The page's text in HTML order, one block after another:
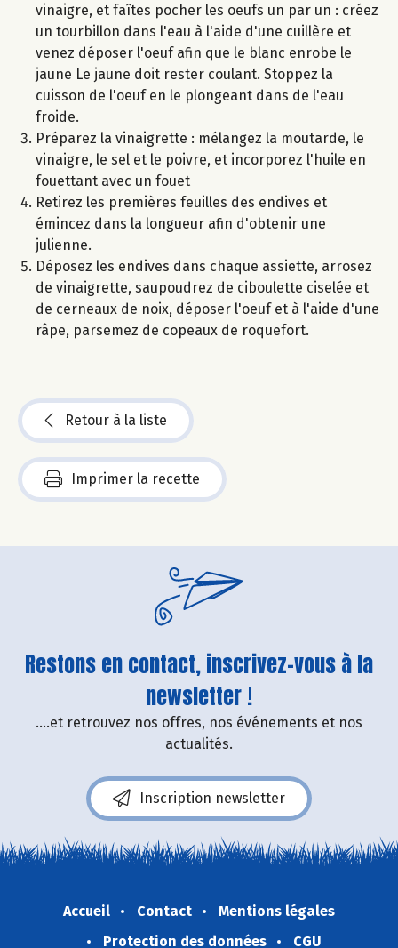
vinaigre, et faîtes pocher les oeufs un par un : créez
un tourbillon dans l'eau à l'aide d'une cuillère et
venez déposer l'oeuf afin que le blanc enrobe le
jaune Le jaune doit rester coulant. Stoppez la
cuisson de l'oeuf en le plongeant dans de l'eau
froide.
Préparez la vinaigrette : mélangez la moutarde, le
vinaigre, le sel et le poivre, et incorporez l'huile en
fouettant avec un fouet
Retirez les premières feuilles des endives et
émincez dans la longueur afin d'obtenir une
julienne.
Déposez les endives dans chaque assiette, arrosez
de vinaigrette, saupoudrez de ciboulette ciselée et
de cerneaux de noix, déposer l'oeuf et à l'aide d'une
râpe, parsemez de copeaux de roquefort.
Retour à la liste
Imprimer la recette
Restons en contact, inscrivez-vous à la
newsletter !
....et retrouvez nos offres, nos événements et nos
actualités.
Inscription newsletter
Accueil Contact
Mentions légales
Protection des données
CGU